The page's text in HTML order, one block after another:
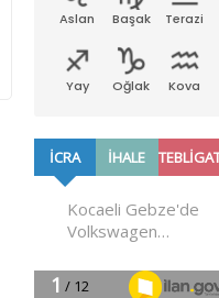
Aslan Başak Terazi
Yay Oğlak Kova